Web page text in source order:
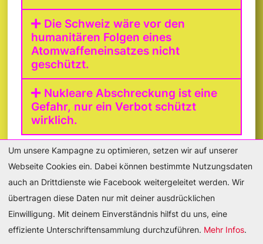
Die Schweiz wäre vor den
humanitären Folgen eines
Atomwaffeneinsatzes nicht
geschützt.
Nukleare Abschreckung ist eine
Gefahr, nur ein Verbot schützt
wirklich.
Um unsere Kampagne zu optimieren, setzen wir auf unserer
Webseite Cookies ein. Dabei können bestimmte Nutzungsdaten
auch an Drittdienste wie Facebook weitergeleitet werden. Wir
übertragen diese Daten nur mit deiner ausdrücklichen
Einwilligung. Mit deinem Einverständnis hilfst du uns, eine
effiziente Unterschriftensammlung durchzuführen. Mehr Infos.
DE FR